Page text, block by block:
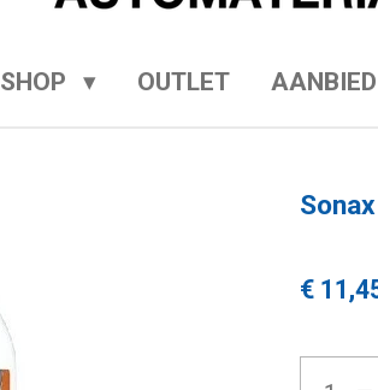
OUTLET
€